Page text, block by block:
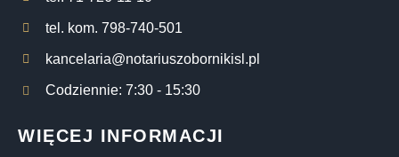
WIĘCEJ INFORMACJI
tel. kom. 798-740-501
kancelaria@notariuszobornikisl.pl
Codziennie: 7:30 - 15:30